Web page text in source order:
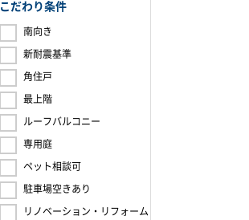
こだわり条件
南向き
新耐震基準
角住戸
最上階
ルーフバルコニー
専用庭
ペット相談可
駐車場空きあり
リノベーション・リフォーム